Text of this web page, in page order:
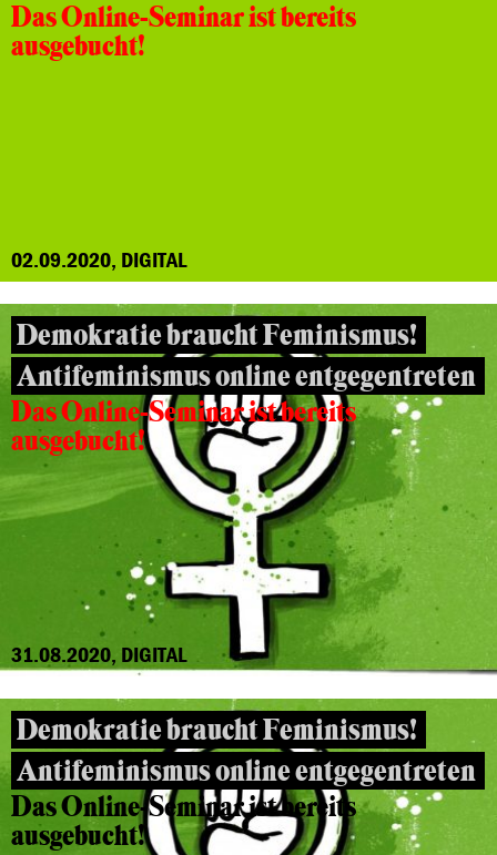
Das Online-Seminar ist bereits
ausgebucht!
02.09.2020, DIGITAL
Demokratie braucht Feminismus!
Antifeminismus online entgegentreten
Das Online-Seminar ist bereits
ausgebucht!
31.08.2020, DIGITAL
Demokratie braucht Feminismus!
Antifeminismus online entgegentreten
Das Online-Seminar ist bereits
ausgebucht!